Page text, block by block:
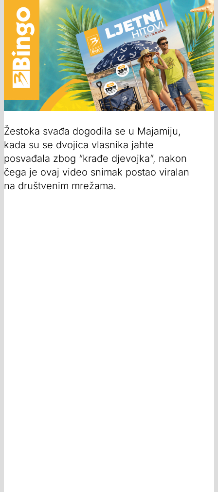
Žestoka svađa dogodila se u Majamiju,
kada su se dvojica vlasnika jahte
posvađala zbog “krađe djevojka”, nakon
čega je ovaj video snimak postao viralan
na društvenim mrežama.